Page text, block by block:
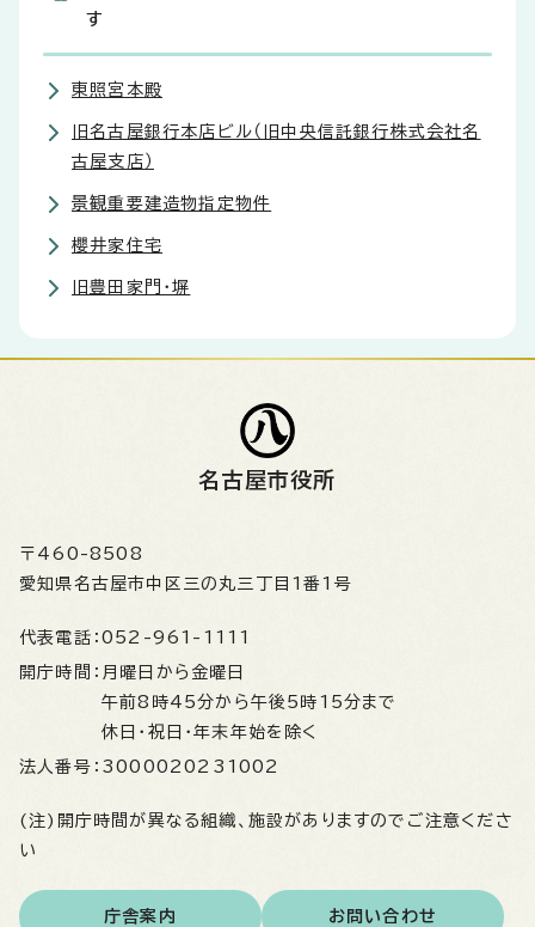
す
東照宮本殿
旧名古屋銀行本店ビル（旧中央信託銀行株式会社名
古屋支店）
景観重要建造物指定物件
櫻井家住宅
旧豊田家門・塀
名古屋市役所
〒460-8508
愛知県名古屋市中区三の丸三丁目1番1号
代表電話： 052-961-1111
開庁時間： 月曜日から金曜日
午前8時45分から午後5時15分まで
休日・祝日・年末年始を除く
法人番号： 3000020231002
(注)開庁時間が異なる組織、施設がありますのでご注意くださ
い
庁舎案内 お問い合わせ